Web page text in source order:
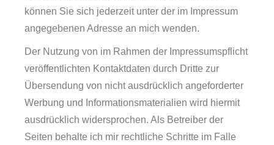
können Sie sich jederzeit unter der im Impressum
angegebenen Adresse an mich wenden.
Der Nutzung von im Rahmen der Impressumspflicht
veröffentlichten Kontaktdaten durch Dritte zur
Übersendung von nicht ausdrücklich angeforderter
Werbung und Informationsmaterialien wird hiermit
ausdrücklich widersprochen. Als Betreiber der
Seiten behalte ich mir rechtliche Schritte im Falle